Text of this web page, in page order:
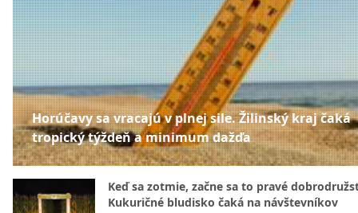
Horúčavy sa vracajú v plnej sile. Žilinský kraj čaká
tropický týždeň a minimum dažďa
Keď sa zotmie, začne sa to pravé
Kukuričné bludisko čaká na návštevníkov